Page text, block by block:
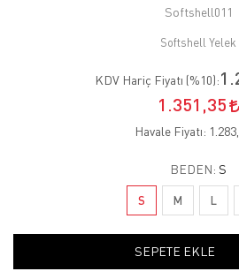
Softshell011
Softshell Yelek
KDV Hariç Fiyatı (%10):
1.351,35
Havale Fiyatı:
BEDEN: S
S M L
SEPETE EKLE